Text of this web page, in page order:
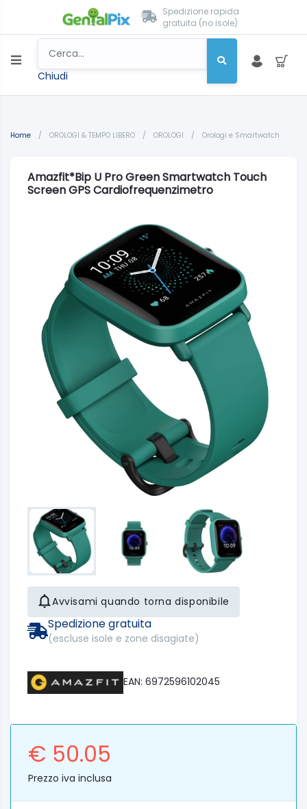
Spedizione rapida
gratuita (no isole)
Chiudi
Home / OROLOGI & TEMPO LIBERO / OROLOGI / Orologi e Smartwatch
Amazfit*Bip U Pro Green Smartwatch Touch
Screen GPS Cardiofrequenzimetro
Avvisami quando torna disponibile
Spedizione gratuita
(escluse isole e zone disagiate)
EAN: 6972596102045
€ 50.05
Prezzo iva inclusa